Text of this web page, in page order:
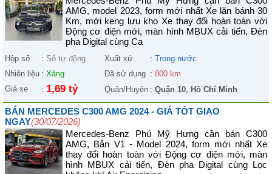
AMG, model 2023, form mới nhất Xe lăn bánh 30
Km, mới keng lưu kho Xe thay đổi hoàn toàn với
Động cơ điện mới, màn hình MBUX cải tiến, Đèn
pha Digital cùng Ca
Hộp số : Số tự động Xuất xứ : Trong nước
Nhiên liệu : Xăng Đã sử dụng : 800 km
Giá xe
: 1,69 tỷ Quận/Huyện : Quận 10, Hồ Chí Minh
BÁN MERCEDES C300 AMG 2024 - GIÁ TỐT GIAO
NGAY(30/07/2026)
Mercedes-Benz Phú Mỹ Hưng cần bán C300
AMG, Bản V1 - Model 2024, form mới nhất Xe
thay đổi hoàn toàn với Động cơ điện mới, màn
hình MBUX cải tiến, Đèn pha Digital cùng Lọc